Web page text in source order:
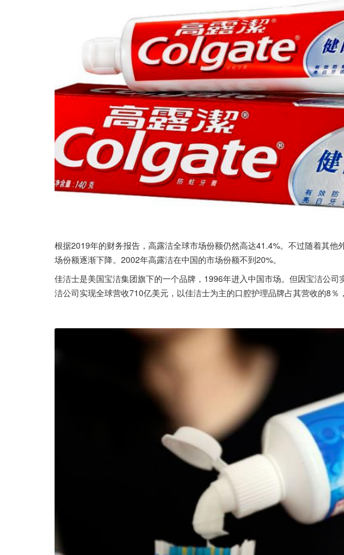
根据2019年的财务报告，高露洁全球市场份额仍然高达41.4%。不过随着其他
场份额逐渐下降。2002年高露洁在中国的市场份额不到20%。
佳洁士是美国宝洁集团旗下的一个品牌，1996年进入中国市场。但因宝洁公
洁公司实现全球营收710亿美元，以佳洁士为主的口腔护理品牌占其营收的8％